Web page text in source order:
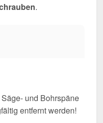
.
und Bohrspäne
entfernt werden!